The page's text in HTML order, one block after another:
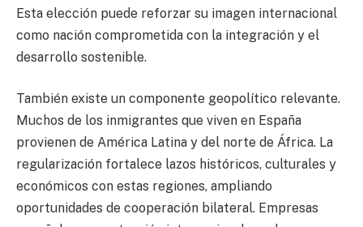
Esta elección puede reforzar su imagen internacional
como nación comprometida con la integración y el
desarrollo sostenible.
También existe un componente geopolítico relevante.
Muchos de los inmigrantes que viven en España
provienen de América Latina y del norte de África. La
regularización fortalece lazos históricos, culturales y
económicos con estas regiones, ampliando
oportunidades de cooperación bilateral. Empresas